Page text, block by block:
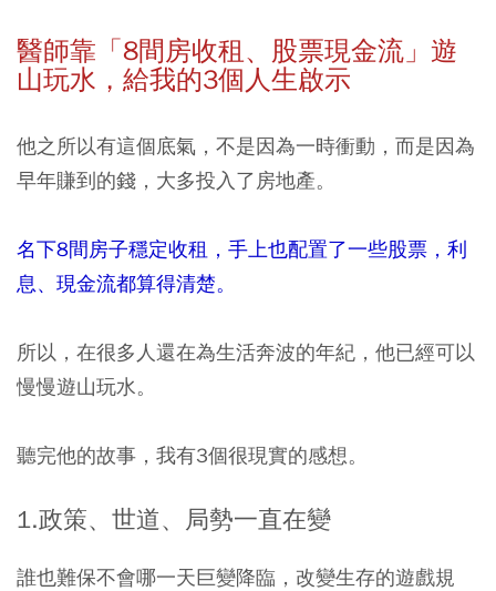
醫師靠「8間房收租、股票現金流」遊
山玩水，給我的3個人生啟示
他之所以有這個底氣，不是因為一時衝動，而是因為
早年賺到的錢，大多投入了房地產。
名下8間房子穩定收租，手上也配置了一些股票，利
息、現金流都算得清楚。
所以，在很多人還在為生活奔波的年紀，他已經可以
慢慢遊山玩水。
聽完他的故事，我有3個很現實的感想。
1.政策、世道、局勢一直在變
誰也難保不會哪一天巨變降臨，改變生存的遊戲規